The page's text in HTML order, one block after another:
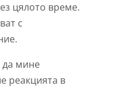
цялото време.
с
мине
реакцията в